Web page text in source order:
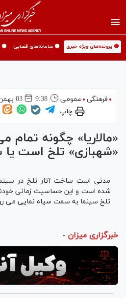
🟡 پرونده‌های ویژه خبری 🟡 سامانه‌های قضایی 🟡
فرهنگی عمومی 9:38 03 بهمن 1394
چاپ
«مالاریا» چگونه تمام
«شهبازی» تلخ است یا
مدتی است ساخت آثار تلخ در
شده است و این حساسیت زمانی
تلخ سینما به سمت سیاه نمایی می
خبرگزاری میزان -